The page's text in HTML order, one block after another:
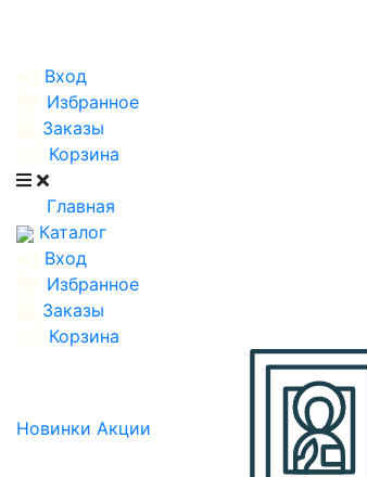
Вход
Избранное
Заказы
Корзина
Главная
Каталог
Вход
Избранное
Заказы
Корзина
Новинки Акции